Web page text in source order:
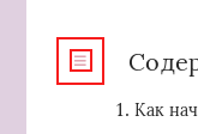
Как